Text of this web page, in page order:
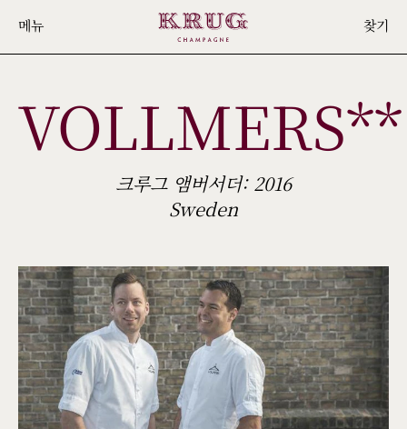
main
content
메뉴 찾기
VOLLMERS**
크루그 앰버서더: 2016
Sweden